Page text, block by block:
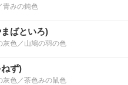
青みの鈍色
ばといろ)
灰色／山鳩の羽の色
ず)
灰色／茶色みの鼠色